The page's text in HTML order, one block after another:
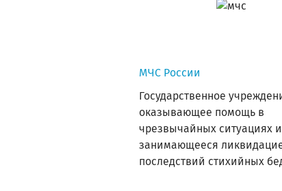
МЧС России
Государственное
оказывающее помощь в
чрезвычайных ситуациях и
занимающееся
последствий стихийных